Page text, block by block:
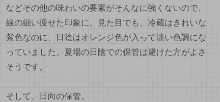
などその他の味わいの要素がそんなに強くないので、
線の細い痩せた印象に。見た目でも、冷蔵はきれいな
紫色なのに、日陰はオレンジ色が入って淡い色調にな
っていました。夏場の日陰での保管は避けた方がよさ
そうです。
そして、日向の保管。